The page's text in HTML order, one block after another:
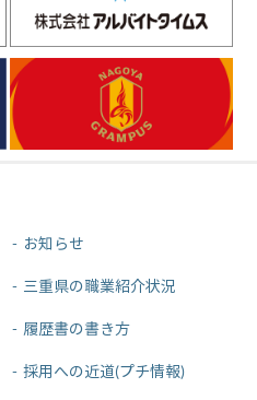
お知らせ
三重県の職業紹介状況
履歴書の書き方
採用への近道(プチ情報)